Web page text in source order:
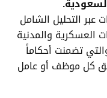
التحليل الشامل
العسكرية والمدنية
تضمنت أحكاماً
كل موظف أو عامل